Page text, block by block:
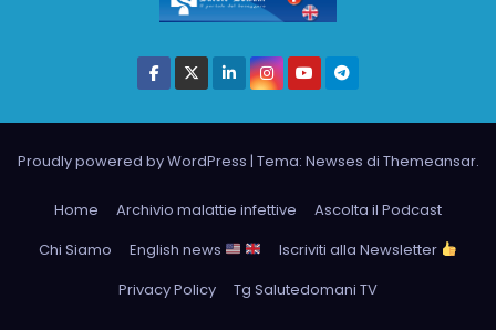
Proudly powered by WordPress | Tema: Newses di Themeansar.
Home Archivio malattie infettive
Ascolta il Podcast
Chi Siamo
English news
Iscriviti alla Newsletter
Privacy Policy
Tg Salutedomani TV